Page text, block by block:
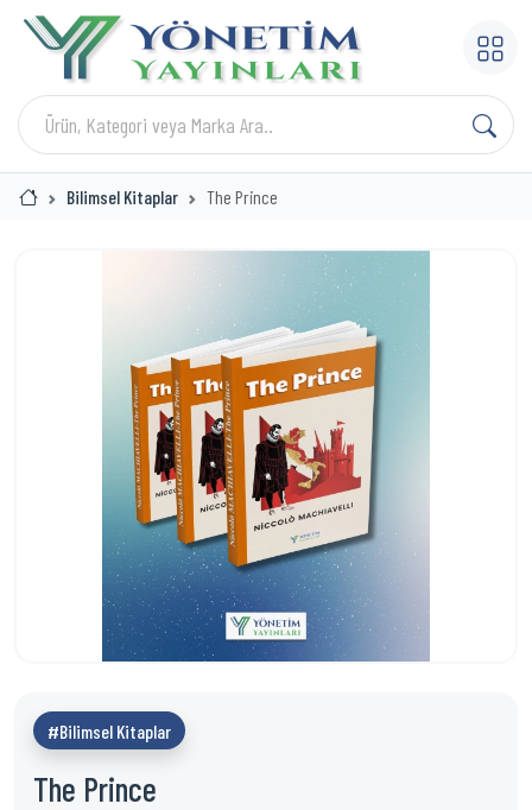
Bilimsel Kitaplar The Prince
#Bilimsel Kitaplar
The Prince